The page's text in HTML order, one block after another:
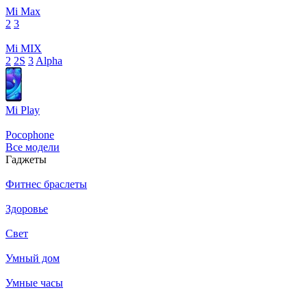
Mi Max
2 3
Mi MIX
2 2S 3 Alpha
Mi Play
Pocophone
Все модели
Гаджеты
Фитнес браслеты
Здоровье
Свет
Умный дом
Умные часы